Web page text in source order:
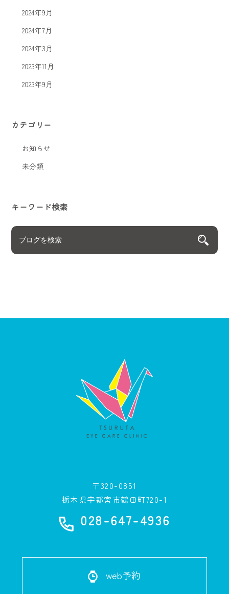
2024年9月
2024年7月
2024年3月
2023年11月
2023年9月
カテゴリー
お知らせ
未分類
キーワード検索
〒320-0851
栃木県宇都宮市鶴田町720-1
028-647-4936
web予約